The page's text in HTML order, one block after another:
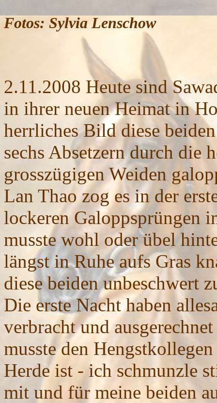
Fotos: Sylvia Lenschow
2.11.2008 Heute sind
in ihrer neuen Heimat in
herrliches Bild diese
sechs Absetzern durch die
grosszügigen Weiden
Lan Thao zog es in der
lockeren Galoppsprüngen
musste wohl oder übel
längst in Ruhe aufs Gras
diese beiden unbeschwert
Die erste Nacht haben
verbracht und
musste den
Herde ist - ich schmunzle
mit und für meine beiden